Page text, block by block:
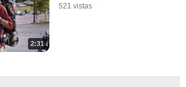
2:31
521 vistas